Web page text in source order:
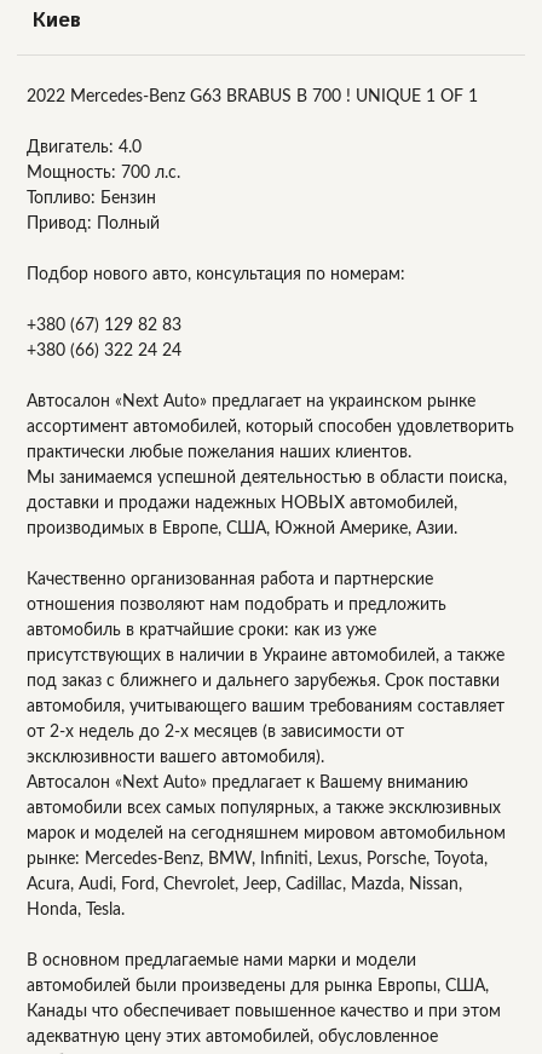
Киев
2022 Mercedes-Benz G63 BRABUS B 700 ! UNIQUE 1 OF 1
Двигатель: 4.0
Мощность: 700 л.с.
Топливо: Бензин
Привод: Полный
Подбор нового авто, консультация по номерам:
+380 (67) 129 82 83
+380 (66) 322 24 24
Автосалон «Next Auto» предлагает на украинском рынке
ассортимент автомобилей, который способен удовлетворить
практически любые пожелания наших клиентов.
Мы занимаемся успешной деятельностью в области поиска,
доставки и продажи надежных НОВЫХ автомобилей,
производимых в Европе, США, Южной Америке, Азии.
Качественно организованная работа и партнерские
отношения позволяют нам подобрать и предложить
автомобиль в кратчайшие сроки: как из уже
присутствующих в наличии в Украине автомобилей, а также
под заказ с ближнего и дальнего зарубежья. Срок поставки
автомобиля, учитывающего вашим требованиям составляет
от 2-х недель до 2-х месяцев (в зависимости от
эксклюзивности вашего автомобиля).
Автосалон «Next Auto» предлагает к Вашему вниманию
автомобили всех самых популярных, а также эксклюзивных
марок и моделей на сегодняшнем мировом автомобильном
рынке: Mercedes-Benz, BMW, Infiniti, Lexus, Porsche, Toyota,
Acura, Audi, Ford, Chevrolet, Jeep, Cadillac, Mazda, Nissan,
Honda, Tesla.
В основном предлагаемые нами марки и модели
автомобилей были произведены для рынка Европы, США,
Канады что обеспечивает повышенное качество и при этом
адекватную цену этих автомобилей, обусловленное